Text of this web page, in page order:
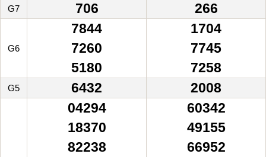
G7 706 266
G6
7844
7260
5180
1704
7745
7258
G5 6432 2008
04294
18370
82238
60342
49155
66952